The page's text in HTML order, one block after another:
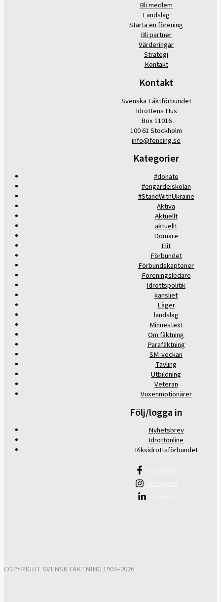
Bli medlem
Landslag
Starta en förening
Bli partner
Värderingar
Strategi
Kontakt
Kontakt
Svenska Fäktförbundet
Idrottens Hus
Box 11016
100 61 Stockholm
info@fencing.se
Kategorier
#donate
#engardeiskolan
#StandWithUkraine
Aktiva
Aktuellt
aktuellt
Domare
Elit
Förbundet
Förbundskaptener
Föreningsledare
Idrottspolitik
kansliet
Läger
landslag
Minnestext
Om fäktning
Parafäktning
SM-veckan
Tävling
Utbildning
Veteran
Vuxenmotionärer
Följ/logga in
Nyhetsbrev
Idrottonline
Riksidrottsförbundet
COPYRIGHT SVENSK FÄKTNING 1904–2026